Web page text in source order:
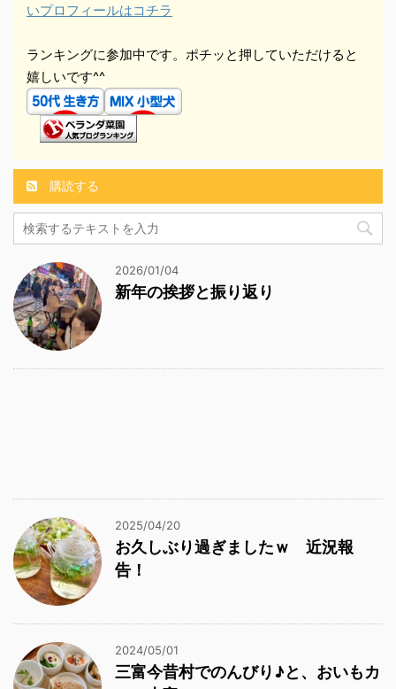
いプロフィールはコチラ
ランキングに参加中です。ポチッと押していただけると
嬉しいです^^
購読する
2026/01/04
新年の挨拶と振り返り
2025/04/20
お久しぶり過ぎましたｗ 近況報
告！
2024/05/01
三富今昔村でのんびり♪と、おいもカ